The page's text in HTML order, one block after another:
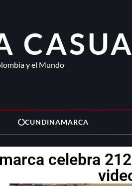
y el Mundo
CUNDINAMARCA
celebra